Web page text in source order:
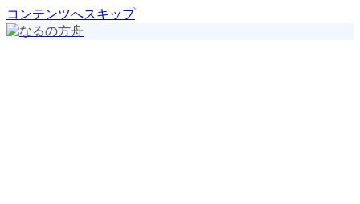
コンテンツへスキップ